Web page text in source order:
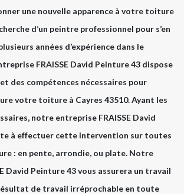
une nouvelle apparence à votre toiture
d’un peintre professionnel pour s’en
années d’expérience dans le
FRAISSE David Peinture 43 dispose
des compétences nécessaires pour
votre toiture à Cayres 43510. Ayant les
notre entreprise FRAISSE David
à effectuer cette intervention sur toutes
: en pente, arrondie, ou plate. Notre
David Peinture 43 vous assurera un travail
de travail irréprochable en toute